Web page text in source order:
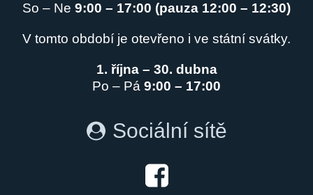
So – Ne 9:00 – 17:00 (pauza 12:00 – 12:30)
V tomto období je otevřeno i ve státní svátky.
1. října – 30. dubna
Po – Pá 9:00 – 17:00
Sociální sítě